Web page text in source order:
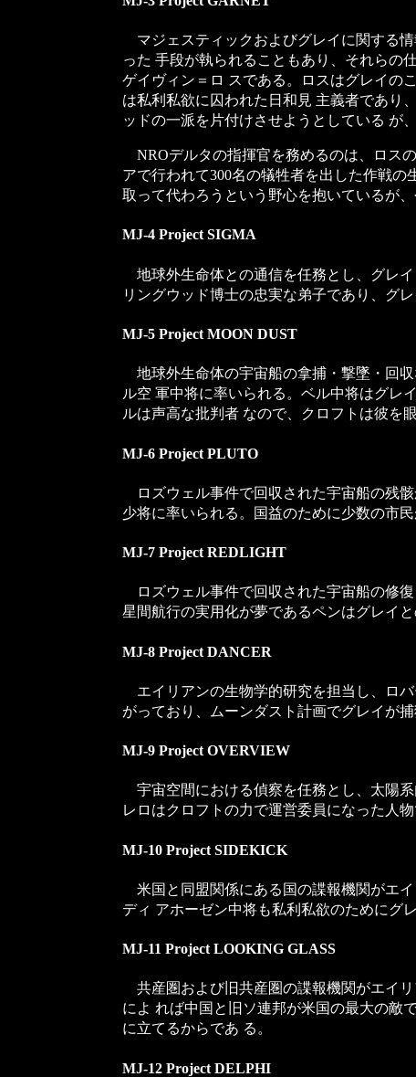
マジェスティックおよびグレイに関する
った 手段が執られることもあり、それら
ゲイヴィン＝ロ スである。ロスはグレイの
は私利私欲に囚われた日和見 主義者であり
ッドの一派を片付けさせようとしている が
NROデルタの指揮官を務めるのは、ロス
アで行われて300名の犠牲者を出した作戦
取って代わろうという野心を抱いているが
MJ-4 Project SIGMA
地球外生命体との通信を任務とし、グレ
リングウッド博士の忠実な弟子であり、グ
MJ-5 Project MOON DUST
地球外生命体の宇宙船の拿捕・撃墜・回
ル空 軍中将に率いられる。ベル中将はグレ
ルは声高な批判者 なので、クロフトは彼を
MJ-6 Project PLUTO
ロズウェル事件で回収された宇宙船の残
少将に率いられる。国益のために少数の市
MJ-7 Project REDLIGHT
ロズウェル事件で回収された宇宙船の修
星間航行の実用化が夢であるペンはグレイ
MJ-8 Project DANCER
エイリアンの生物学的研究を担当し、ロ
がっており、ムーンダスト計画でグレイが
MJ-9 Project OVERVIEW
宇宙空間における偵察を任務とし、太陽
レロはクロフトの力で運営委員になった人
MJ-10 Project SIDEKICK
米国と同盟関係にある国の諜報機関がエ
ディ アホーゼン中将も私利私欲のためにグ
MJ-11 Project LOOKING GLASS
共産圏および旧共産圏の諜報機関がエイ
によ れば中国と旧ソ連邦が米国の最大の敵
に立てるからであ る。
MJ-12 Project DELPHI